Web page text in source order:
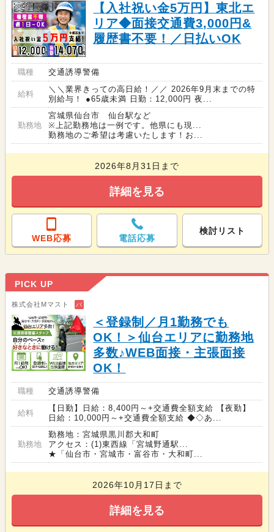
【入社祝い金5万円】東北エ
リア◆面接交通費3,000円&
履歴書不要！／日払いOK
職種 交通誘導警備
給料
＼＼業界きっての高日給！／／ 2026年9月末までの特
別給与！ ●65歳未満 日勤：12,000円 夜...
勤務地
宮城県仙台市 仙台駅など
※上記勤務地は一例です。他県にも現...
勤務地のご希望は考慮いたします！お...
2026年8月31日まで
詳細を見る
WEB応募 電話応募
検討リスト
PICK UP
株式会社Mマスト バ
＜登録制／月1勤務でも
OK！＞仙台エリアに勤務地
多数♪WEB面接・主張面接
OK！
職種 交通誘導警備
給料
【日勤】日給：8,400円～+交通費全額支給 【夜勤】
日給：10,000円～+交通費全額支給 ◆◇あ...
勤務地
勤務地：宮城県黒川郡大和町
アクセス：(1)東西線「宮城野通駅...
★「仙台市・宮城市・富谷市・大和町...
2026年10月17日まで
詳細を見る